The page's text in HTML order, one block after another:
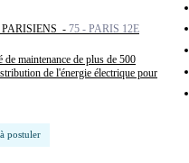
PARISIENS - 75 - PARIS 12E
maintenance de plus de 500
de l'énergie électrique pour
postuler